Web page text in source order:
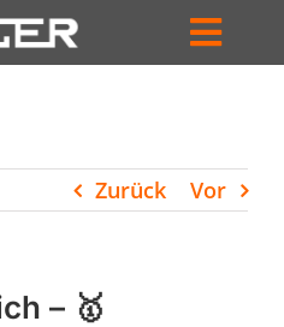
Zurück Vor
– 🥇